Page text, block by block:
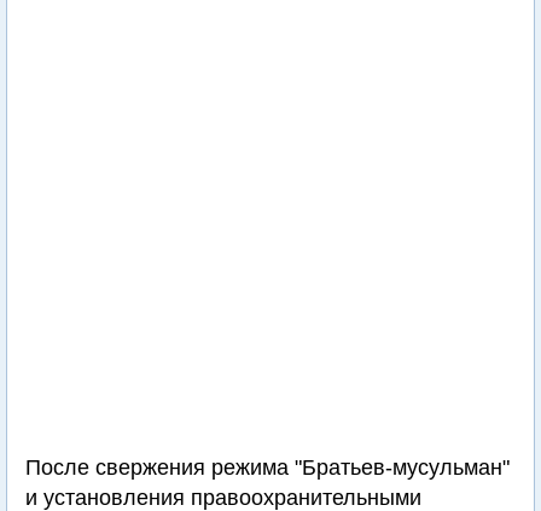
После свержения режима "Братьев-мусульман"
и установления правоохранительными